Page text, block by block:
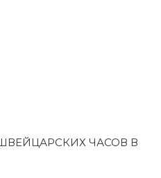
ЧАСОВ В